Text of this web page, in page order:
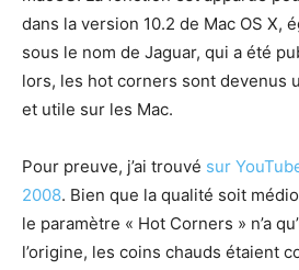
dans la version 10.2 de Mac OS X,
sous le nom de Jaguar, qui a été
lors, les hot corners sont devenus
et utile sur les Mac.
Pour preuve, j’ai trouvé sur
2008. Bien que la qualité soit
le paramètre « Hot Corners » n’a
l’origine, les coins chauds étaient